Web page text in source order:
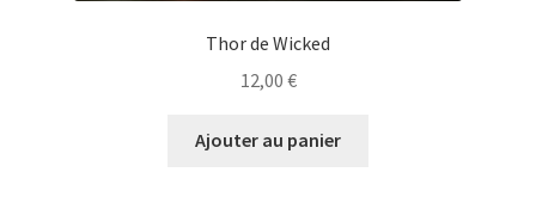
Thor de Wicked
12,00 €
Ajouter au panier